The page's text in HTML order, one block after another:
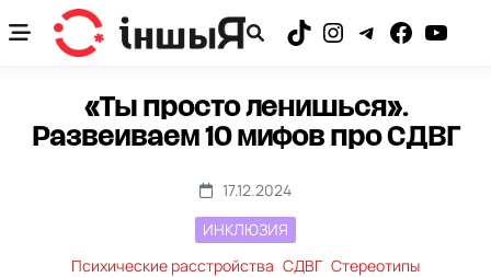
to
«Ты просто ленишься».
Развеиваем 10 мифов про СДВГ
17.12.2024
ИНКЛЮЗИЯ
Психические расстройства СДВГ Стереотипы